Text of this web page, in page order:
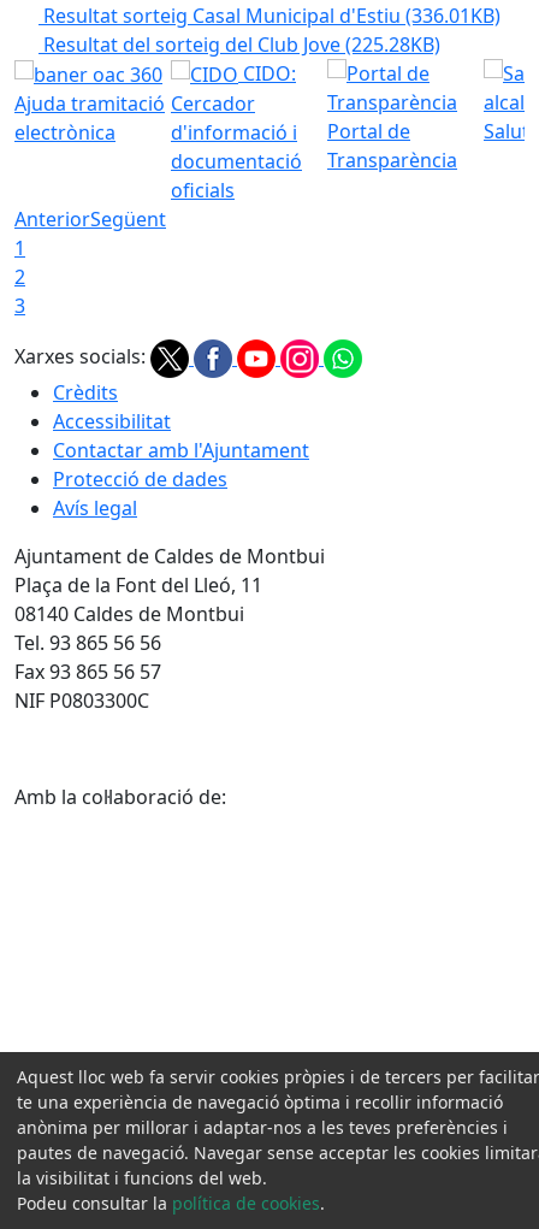
Resultat sorteig Casal Municipal d'Estiu (336.01KB)
Resultat del sorteig del Club Jove(225.28KB)
Ajuda tramitació
electrònica
CIDO:
Cercador
d'informació i
documentació
oficials
Portal de
Transparència
AnteriorSegüent
1
2
3
Xarxes socials:
Crèdits
Accessibilitat
Contactar amb l'Ajuntament
Protecció de dades
Avís legal
Ajuntament de Caldes de Montbui
Plaça de la Font del Lleó, 11
08140 Caldes de Montbui
Tel. 93 865 56 56
Fax 93 865 56 57
NIF P0803300C
Amb la col·laboració de:
Aquest lloc web fa servir cookies pròpies i de tercers per
te una experiència de navegació òptima i recollir informació
anònima per millorar i adaptar-nos a les teves preferències i
pautes de navegació. Navegar sense acceptar les cookies
la visibilitat i funcions del web.
Podeu consultar la política de cookies.